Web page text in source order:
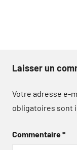
Laisser un
Votre adresse e-
obligatoires sont
Commentaire*